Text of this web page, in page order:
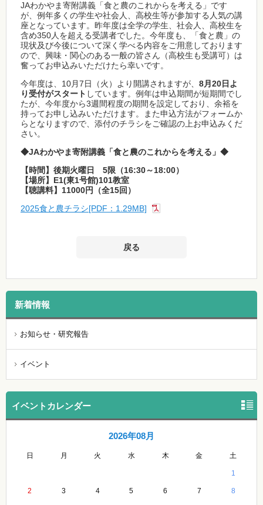
JAわかやま寄附講義「食と農のこれからを考える」です
が、例年多くの学生や社会人、高校生等が参加する人気の講
座となっています。昨年度は全学の学生、社会人、高校生を
含め350人を超える受講者でした。今年度も、「食と農」の
現状及び今後について深く学べる内容をご用意しております
ので、興味・関心のある一般の皆さん（高校生も受講可）は
奮ってお申込みいただけたら幸いです。
今年度は、10月7日（火）より開講されますが、 8月20日よ
り受付がスタート しています。例年は申込期間が短期間でし
たが、今年度から3週間程度の期間を設定しており、余裕を
持ってお申し込みいただけます。また申込方法がフォームか
らとなりますので、添付のチラシをご確認の上お申込みくだ
さい。
◆JAわかやま寄附講義「食と農のこれからを考える」◆
【時間】​​​​後期火曜日 5限（16:30～18:00）
【場所】E1(東1号館)101教室
【聴講料】11000円（全15回）
2025食と農チラシ[PDF：1.29MB]
戻る
新着情報
お知らせ・研究報告
イベント
イベントカレンダー
2026年08月
日 月 火 水 木 金 土
1
2 3 4 5 6 7 8